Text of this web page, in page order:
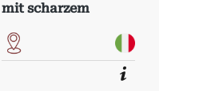
mit scharzem